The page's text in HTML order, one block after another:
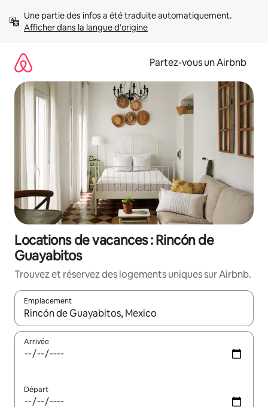
directement
Afficher dans la langue d'origine
Partez-vous un Airbnb
Locations de vacances : Rincón de
Guayabitos
Trouvez et réservez des logements uniques sur Airbnb.
Emplacement
Quand les résultats sont affichés, parcourez-les en utilisant
Arrivée
Départ